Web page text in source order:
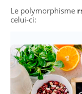
Le polymorphisme
celui-ci: